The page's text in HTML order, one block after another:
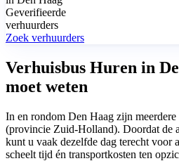
Geverifieerde
verhuurders
Zoek verhuurders
Verhuisbus Huren in
moet weten
In en rondom Den Haag zijn meerdere
(provincie Zuid-Holland). Doordat de
kunt u vaak dezelfde dag terecht voor
scheelt tijd én transportkosten ten